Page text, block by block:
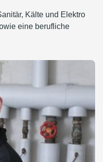
Kälte und Elektro
eine berufliche